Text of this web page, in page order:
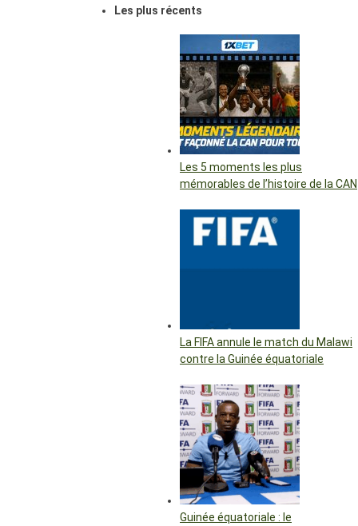
Les plus récents
Les 5 moments les plus
mémorables de l’histoire de la CAN
La FIFA annule le match du Malawi
contre la Guinée équatoriale
Guinée équatoriale : le